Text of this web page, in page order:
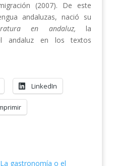
(2007). De este
andaluzas, nació su
en andaluz, la
andaluz en los textos
LinkedIn
La gastronomía o el